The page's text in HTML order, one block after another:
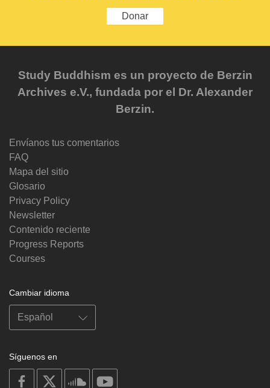
Donar
Study Buddhism es un proyecto de Berzin
Archives e.V., fundada por el Dr. Alexander
Berzin.
Envíanos tus comentarios
FAQ
Mapa del sitio
Glosario
Privacy Policy
Newsletter
Contenido reciente
Progress Reports
Courses
Cambiar idioma
Síguenos en
on
facebook
soundcloud